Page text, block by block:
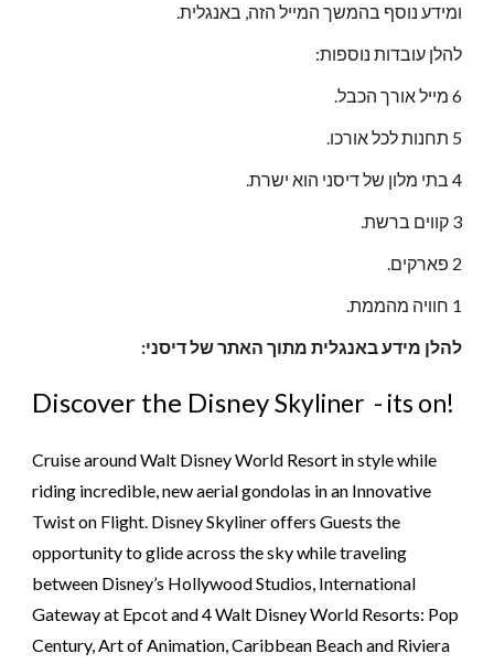
ומידע נוסף בהמשך המייל הזה, באנגלית.
להלן עובדות נוספות:
6 מייל אורך הכבל.
5 תחנות לכל אורכו.
4 בתי מלון של דיסני הוא ישרת.
3 קווים ברשת.
2 פארקים.
1 חוויה מהממת.
להלן מידע באנגלית מתוך האתר של דיסני:
Discover the DisneySkyliner - its on!
Cruise around Walt Disney World Resort in style while
riding incredible, new aerial gondolas in an Innovative
Twist on Flight. Disney Skyliner offers Guests the
opportunity to glide across the sky while traveling
between Disney’s Hollywood Studios, International
Gateway at Epcot and 4 Walt Disney World Resorts: Pop
Century, Art of Animation, Caribbean Beach and Riviera